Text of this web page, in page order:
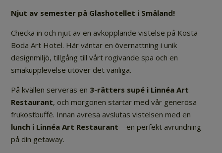
Njut av semester på Glashotellet i Småland!
Checka in och njut av en avkopplande vistelse på Kosta
Boda Art Hotel. Här väntar en övernattning i unik
designmiljö, tillgång till vårt rogivande spa och en
smakupplevelse utöver det vanliga.
På kvällen serveras en 3-rätters supé i Linnéa Art
Restaurant, och morgonen startar med vår generösa
frukostbuffé. Innan avresa avslutas vistelsen med en
lunch i Linnéa Art Restaurant – en perfekt avrundning
på din getaway.